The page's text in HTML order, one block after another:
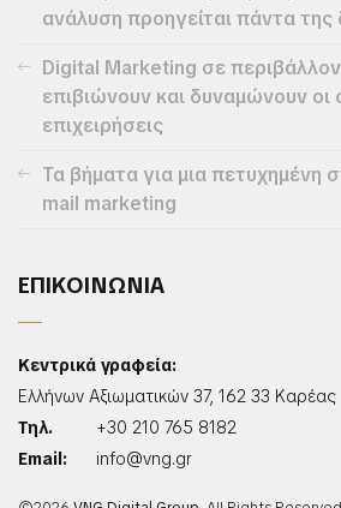
ανάλυση προηγείται πάντα
Digital Marketing σε
επιβιώνουν και δυναμώνουν οι
επιχειρήσεις
Τα βήματα για μια πετυχημένη
mail marketing
ΕΠΙΚΟΙΝΩΝΙΑ
Κεντρικά γραφεία:
Ελλήνων Αξιωματικών 37, 162 33 Καρέας
Τηλ.
+30 210 765 8182
Email:
info@vng.gr